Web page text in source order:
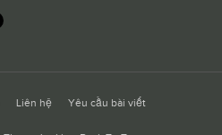
Liên hệ Yêu cầu bài viết